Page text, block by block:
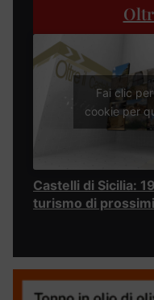
Fai clic
cookie per
Castelli di Sicilia:
turismo di